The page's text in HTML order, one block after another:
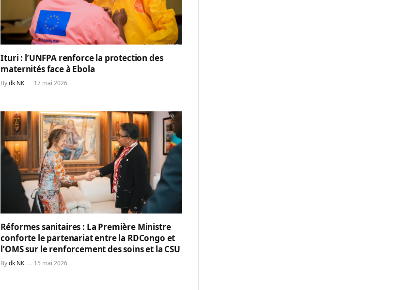
Ituri : l’UNFPA renforce la protection des
maternités face à Ebola
By dk NK 17 mai 2026
Réformes sanitaires : La Première Ministre
conforte le partenariat entre la RDCongo et
l’OMS sur le renforcement des soins et la CSU
By dk NK 15 mai 2026